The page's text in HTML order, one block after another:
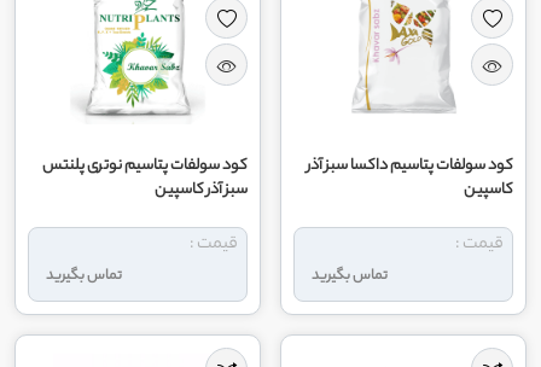
کود سولفات پتاسیم داکسا سبز آذر
کاسپین
تماس بگیرید
قیمت :
کود سولفات پتاسیم نوتری پلنتس
سبز آذر کاسپین
تماس بگیرید
قیمت :